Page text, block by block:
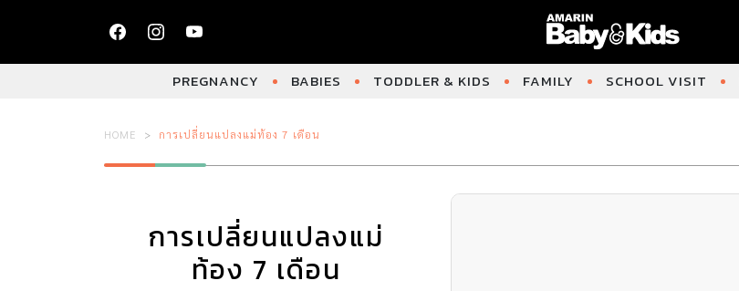
PREGNANCY BABIES TODDLER & KIDS FAMILY SCHOOL VISIT
HOME การเปลี่ยนแปลงแม่ท้อง 7 เดือน
การเปลี่ยนแปลงแม่
ท้อง 7 เดือน